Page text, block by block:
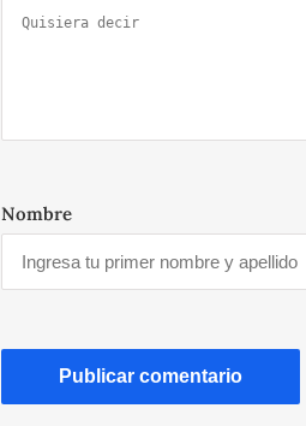
Nombre